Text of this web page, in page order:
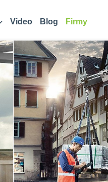
Video Blog Firmy